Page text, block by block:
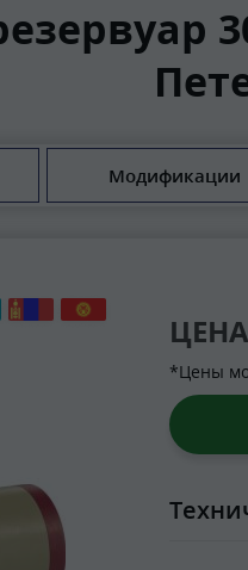
Модификации
*Цены